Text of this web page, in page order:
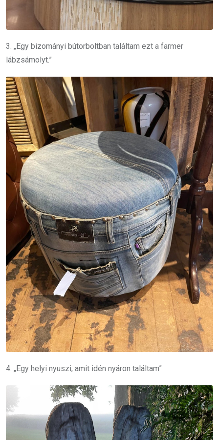
3. „Egy bizományi bútorboltban találtam ezt a farmer
lábzsámolyt.”
4. „Egy helyi nyuszi, amit idén nyáron találtam”